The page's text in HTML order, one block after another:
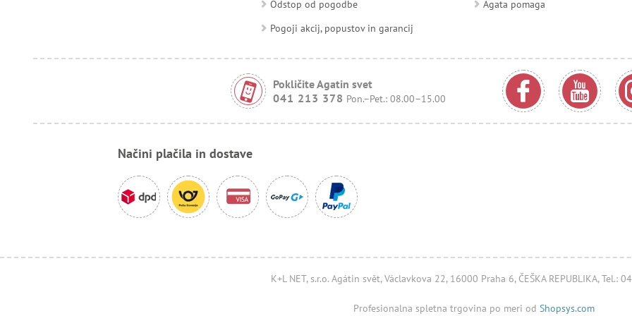
Odstop od pogodbe
Pogoji akcij, popustov in garancij
Agata pomaga
Pokličite Agatin svet
041 213 378 Pon.–Pet.: 08.00–15.00
Načini plačila in dostave
K+L NET, s.r.o. Agátin svět, Václavkova 22, 16000 Praha 6, ČEŠKA REPUBLIKA, Tel.:
Profesionalna spletna trgovina po meri od Shopsys.com